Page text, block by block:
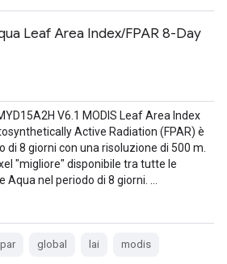
Leaf Area Index/FPAR 8-Day
V6.1 MODIS Leaf Area Index
Active Radiation (FPAR) è
di 8 giorni con una risoluzione di 500 m.
"migliore" disponibile tra tutte le
nel periodo di 8 giorni. …
global lai modis